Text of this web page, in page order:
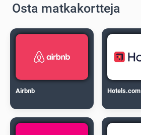
Osta matkakortteja
Airbnb Hotels.com